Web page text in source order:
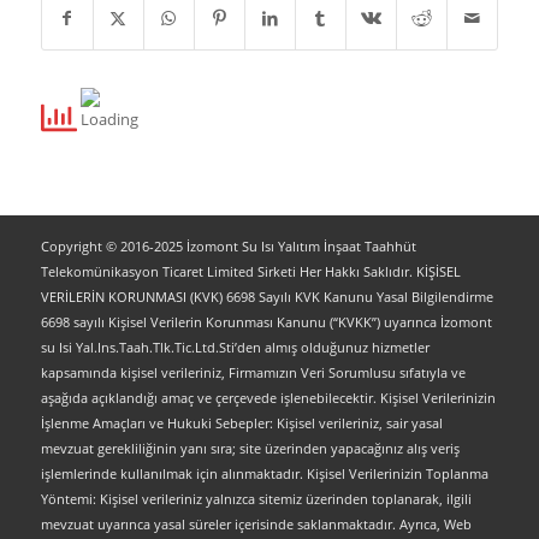
Copyright © 2016-2025 İzomont Su Isı Yalıtım İnşaat Taahhüt
Telekomünikasyon Ticaret Limited Sirketi Her Hakkı Saklıdır. KİŞİSEL
VERİLERİN KORUNMASI (KVK) 6698 Sayılı KVK Kanunu Yasal Bilgilendirme
6698 sayılı Kişisel Verilerin Korunması Kanunu (“KVKK”) uyarınca İzomont
su Isi Yal.Ins.Taah.Tlk.Tic.Ltd.Sti’den almış olduğunuz hizmetler
kapsamında kişisel verileriniz, Firmamızın Veri Sorumlusu sıfatıyla ve
aşağıda açıklandığı amaç ve çerçevede işlenebilecektir. Kişisel Verilerinizin
İşlenme Amaçları ve Hukuki Sebepler: Kişisel verileriniz, sair yasal
mevzuat gerekliliğinin yanı sıra; site üzerinden yapacağınız alış veriş
işlemlerinde kullanılmak için alınmaktadır. Kişisel Verilerinizin Toplanma
Yöntemi: Kişisel verileriniz yalnızca sitemiz üzerinden toplanarak, ilgili
mevzuat uyarınca yasal süreler içerisinde saklanmaktadır. Ayrıca, Web